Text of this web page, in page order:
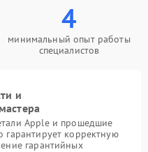
4
минимальный опыт работы
специалистов
и
Apple и прошедшие
гарантирует корректную
гарантийных